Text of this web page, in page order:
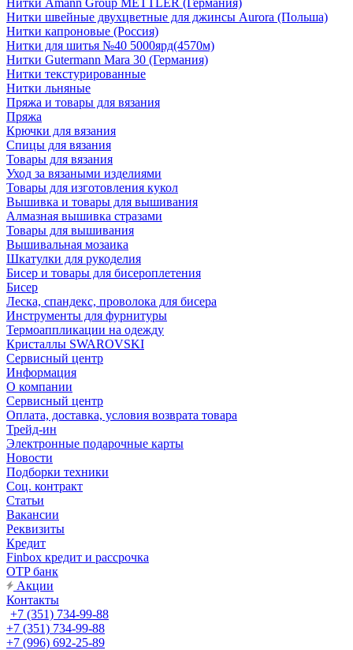
Нитки Amann Group METTLER (Германия)
Нитки швейные двухцветные для джинсы Aurora (Польша)
Нитки капроновые (Россия)
Нитки для шитья №40 5000ярд(4570м)
Нитки Gutermann Mara 30 (Германия)
Нитки текстурированные
Нитки льняные
Пряжа и товары для вязания
Пряжа
Крючки для вязания
Спицы для вязания
Товары для вязания
Уход за вязаными изделиями
Товары для изготовления кукол
Вышивка и товары для вышивания
Алмазная вышивка стразами
Товары для вышивания
Вышивальная мозаика
Шкатулки для рукоделия
Бисер и товары для бисероплетения
Бисер
Леска, спандекс, проволока для бисера
Инструменты для фурнитуры
Термоаппликации на одежду
Кристаллы SWAROVSKI
Сервисный центр
Информация
О компании
Сервисный центр
Оплата, доставка, условия возврата товара
Трейд-ин
Электронные подарочные карты
Новости
Подборки техники
Соц. контракт
Статьи
Вакансии
Реквизиты
Кредит
Finbox кредит и рассрочка
OTP банк
Акции
Контакты
+7 (351) 734-99-88
+7 (351) 734-99-88
+7 (996) 692-25-89